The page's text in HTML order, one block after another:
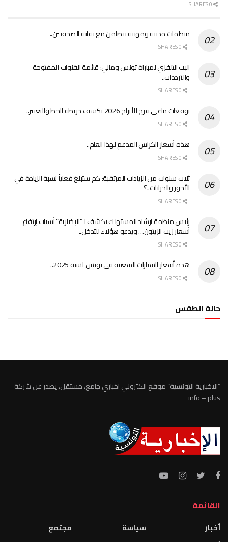
منظمات مدنية ومهنية تتضامن مع نقابة الصحفيين..
البث التلفزي لمباراة تونس ومالي: قائمة القنوات المفتوحة
والترددات..
توقعات ماغي فرح للأبراج 2026 تكشف خريطة الحظ والتغيير..
هذه أسعار الكراس المدعم لهذا العام..
ثلاث سنوات من الزيادات المرتقبة: كم ستبلغ فعلياً نسبة الزيادة في
الأجور والجرايات..؟
رئيس منظمة ارشاد المستهلك يكشف لـ”الإخبارية” أسباب إرتفاع
أسعار زيت الزيتون… ويدعو هؤلاء للتدخل..
هذه أسعار السيارات الشعبية في تونس لسنة 2025..
حالة الطقس
“الاخبارية التونسية” موقع الكتروني اخباري جامع، مستقل، يصدر عن شركة
info – plus
القائمة
أخبار
سياسة
مجتمع